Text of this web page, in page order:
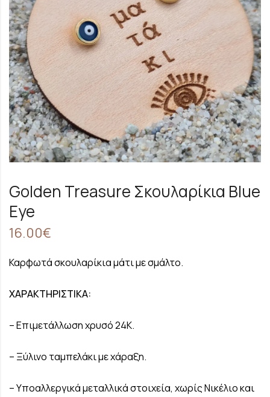
Golden Treasure Σκουλαρίκια Blue
Eye
16.00€
Καρφωτά σκουλαρίκια μάτι με σμάλτο.
ΧΑΡΑΚΤΗΡΙΣΤΙΚΑ:
– Επιμετάλλωση χρυσό 24Κ.
– Ξύλινο ταμπελάκι με χάραξη.
– Υποαλλεργικά μεταλλικά στοιχεία, χωρίς Νικέλιο και